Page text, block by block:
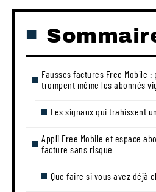
Fausses factures Free Mobile
trompent même les abonnés
Les signaux qui trahissent
Appli Free Mobile et espace
facture sans risque
Que faire si vous avez déjà